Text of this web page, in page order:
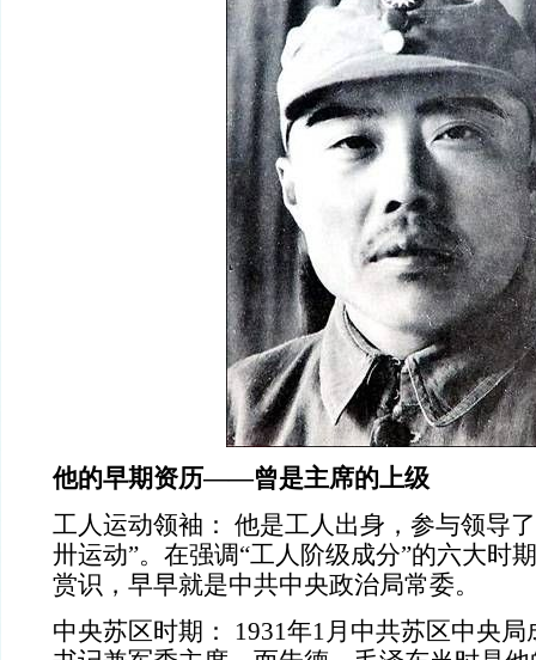
他的早期资历——曾是主席的上级
工人运动领袖： 他是工人出身，参与领导
卅运动”。在强调“工人阶级成分”的六大时
赏识，早早就是中共中央政治局常委。
中央苏区时期： 1931年1月中共苏区中央